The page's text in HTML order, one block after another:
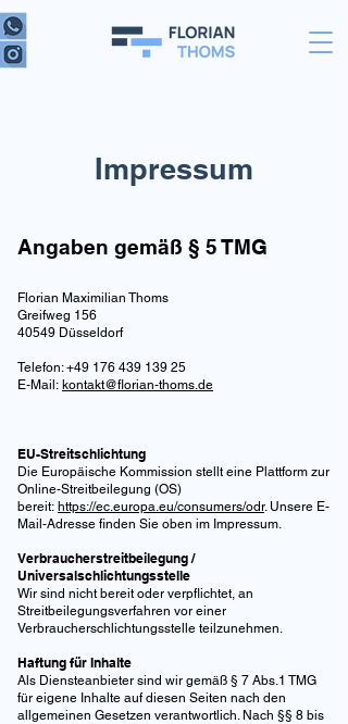
Impressum
Angaben gemäß § 5 TMG
‍Florian Maximilian Thoms
Greifweg 156
40549 Düsseldorf
Telefon:+49 176 439 139 25
E-Mail: kontakt@florian-thoms.de
EU-Streitschlichtung
‍Die Europäische Kommission stellt eine Plattform zur
Online-Streitbeilegung (OS)
bereit: https://ec.europa.eu/consumers/odr. Unsere E-
Mail-Adresse finden Sie oben im Impressum.
Verbraucherstreitbeilegung /
Universalschlichtungsstelle
Wir sind nicht bereit oder verpflichtet, an
Streitbeilegungsverfahren vor einer
Verbraucherschlichtungsstelle teilzunehmen.
Haftung für Inhalte
‍‍‍Als Diensteanbieter sind wir gemäß § 7 Abs.1 TMG
für eigene Inhalte auf diesen Seiten nach den
allgemeinen Gesetzen verantwortlich. Nach §§ 8 bis